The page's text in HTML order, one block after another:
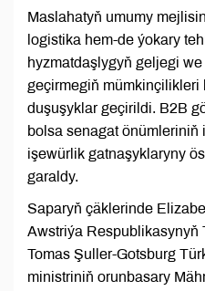
Maslahatyň umumy
logistika hem-de ýokary
hyzmatdaşlygyň geljegi
geçirmegiň mümkinçilikleri
duşuşyklar geçirildi. B2B
bolsa senagat
işewürlik gatnaşyklaryny
garaldy.
Saparyň çäklerinde
Awstriýa Respublikasynyň
Tomas Şuller-Gotsburg
ministriniň orunbasary